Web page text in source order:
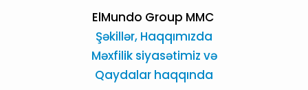
ElMundo Group MMC
Şəkillər, Haqqımızda
Məxfilik siyasətimiz və
Qaydalar haqqında